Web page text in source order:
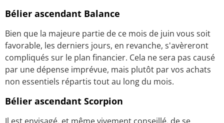
Bélier ascendant Balance
Bien que la majeure partie de ce mois de juin vous soit
favorable, les derniers jours, en revanche, s'avèreront
compliqués sur le plan financier. Cela ne sera pas causé
par une dépense imprévue, mais plutôt par vos achats
non essentiels répartis tout au long du mois.
Bélier ascendant Scorpion